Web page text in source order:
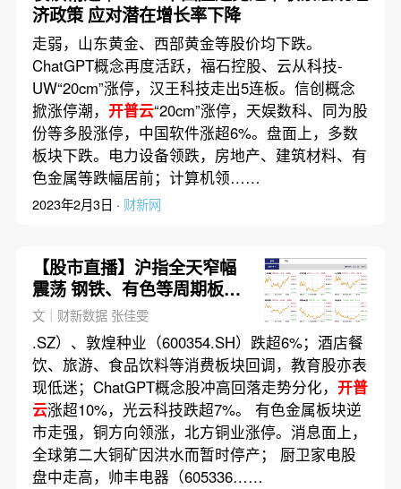
济政策 应对潜在增长率下降
走弱，山东黄金、西部黄金等股价均下跌。
ChatGPT概念再度活跃，福石控股、云从科技-
UW“20cm”涨停，汉王科技走出5连板。信创概念
掀涨停潮， 开普云“20cm”涨停，天娱数科、同为股
份等多股涨停，中国软件涨超6%。盘面上，多数
板块下跌。电力设备领跌，房地产、建筑材料、有
色金属等跌幅居前；计算机领……
2023年2月3日 · 财新网
【股市直播】沪指全天窄幅
震荡 钢铁、有色等周期板块
走强
文｜财新数据 张佳雯
.SZ）、敦煌种业（600354.SH）跌超6%；酒店餐
饮、旅游、食品饮料等消费板块回调，教育股亦表
现低迷；ChatGPT概念股冲高回落走势分化， 开普
云涨超10%，光云科技跌超7%。 有色金属板块逆
市走强，铜方向领涨，北方铜业涨停。消息面上，
全球第二大铜矿因洪水而暂时停产； 厨卫家电股
盘中走高，帅丰电器（605336……